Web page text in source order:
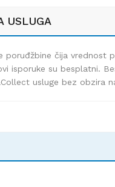
USLUGA
poruđžbine čija vrednost
isporuke su besplatni.
usluge bez obzira